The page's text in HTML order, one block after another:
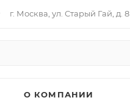
г. Москва, ул. Старый Гай, д. 8
О КОМПАНИИ